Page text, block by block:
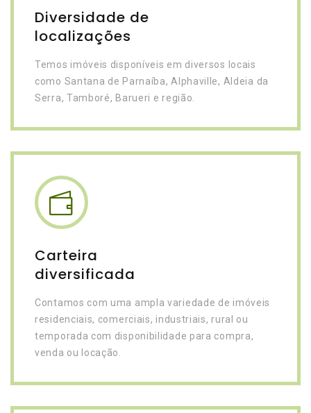
Diversidade de
localizações
Temos imóveis disponíveis em diversos locais
como Santana de Parnaíba, Alphaville, Aldeia da
Serra, Tamboré, Barueri e região.
Carteira
diversificada
Contamos com uma ampla variedade de imóveis
residenciais, comerciais, industriais, rural ou
temporada com disponibilidade para compra,
venda ou locação.